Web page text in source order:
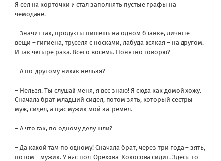
Я сел на корточки и стал заполнять пустые графы на
чемодане.
– Значит так, продукты пишешь на одном бланке, личные
вещи – гигиена, труселя с носками, лабуда всякая – на другом.
И так четыре раза. Всего восемь. Понятно говорю?
– А по-другому никак нельзя?
– Нельзя. Ты слушай меня, я всё знаю! Я сюда как домой хожу.
Сначала брат младший сидел, потом зять, который сестры
муж, сидел, а щас мужик мой загремел.
– А что так, по одному делу шли?
– Да какой там по одному! Сначала брат, через три года – зять,
потом – мужик. У нас пол-Орехова-Кокосова сидит. Здесь-то